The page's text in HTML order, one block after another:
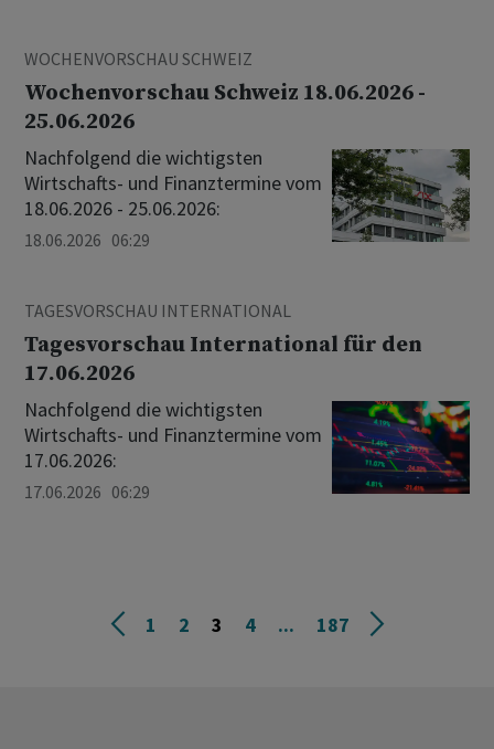
WOCHENVORSCHAU SCHWEIZ
Wochenvorschau Schweiz 18.06.2026 -
25.06.2026
Nachfolgend die wichtigsten
Wirtschafts- und Finanztermine vom
18.06.2026 - 25.06.2026:
18.06.2026 06:29
TAGESVORSCHAU INTERNATIONAL
Tagesvorschau International für den
17.06.2026
Nachfolgend die wichtigsten
Wirtschafts- und Finanztermine vom
17.06.2026:
17.06.2026 06:29
1 2 3 4 ... 187